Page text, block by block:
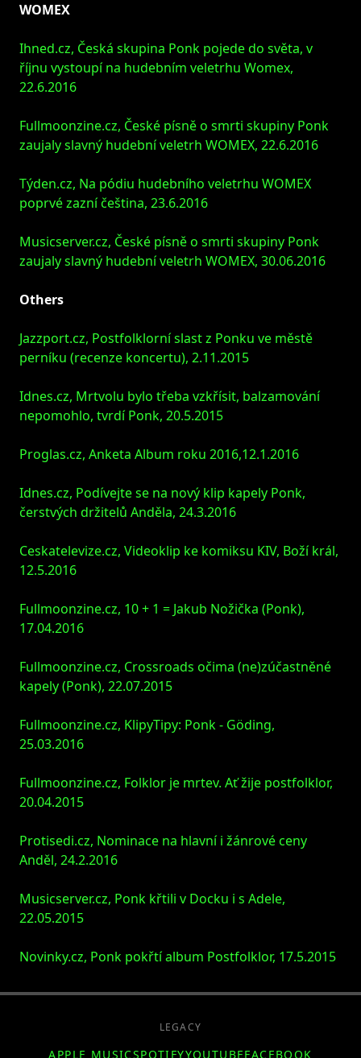
WOMEX
Ihned.cz, Česká skupina Ponk pojede do světa, v
říjnu vystoupí na hudebním veletrhu Womex,
22.6.2016
Fullmoonzine.cz, České písně o smrti skupiny Ponk
zaujaly slavný hudební veletrh WOMEX, 22.6.2016
Týden.cz, Na pódiu hudebního veletrhu WOMEX
poprvé zazní čeština, 23.6.2016
Musicserver.cz, České písně o smrti skupiny Ponk
zaujaly slavný hudební veletrh WOMEX, 30.06.2016
Others
Jazzport.cz, Postfolklorní slast z Ponku ve městě
perníku (recenze koncertu), 2.11.2015
Idnes.cz, Mrtvolu bylo třeba vzkřísit, balzamování
nepomohlo, tvrdí Ponk, 20.5.2015
Proglas.cz, Anketa Album roku 2016,12.1.2016
Idnes.cz, Podívejte se na nový klip kapely Ponk,
čerstvých držitelů Anděla, 24.3.2016
Ceskatelevize.cz, Videoklip ke komiksu KIV, Boží král,
12.5.2016
Fullmoonzine.cz, 10 + 1 = Jakub Nožička (Ponk),
17.04.2016
Fullmoonzine.cz, Crossroads očima (ne)zúčastněné
kapely (Ponk), 22.07.2015
Fullmoonzine.cz, KlipyTipy: Ponk - Göding,
25.03.2016
Fullmoonzine.cz, Folklor je mrtev. Ať žije postfolklor,
20.04.2015
Protisedi.cz, Nominace na hlavní i žánrové ceny
Anděl, 24.2.2016
Musicserver.cz, Ponk křtili v Docku i s Adele,
22.05.2015
Novinky.cz, Ponk pokřtí album Postfolklor, 17.5.2015
LEGACY
APPLE MUSICSPOTIFYYOUTUBEFACEBOOK